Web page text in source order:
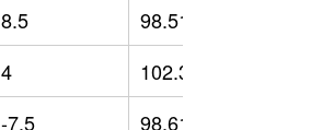
8.5 98.51
4 102.32
-7.5 98.61